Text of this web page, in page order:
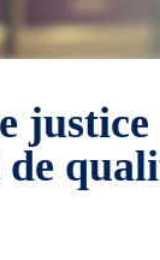
justice
de